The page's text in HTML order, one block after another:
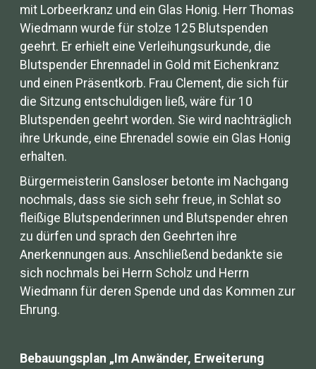
mit Lorbeerkranz und ein Glas Honig. Herr Thomas
Wiedmann wurde für stolze 125 Blutspenden
geehrt. Er erhielt eine Verleihungsurkunde, die
Blutspender Ehrennadel in Gold mit Eichenkranz
und einen Präsentkorb. Frau Clement, die sich für
die Sitzung entschuldigen ließ, wäre für 10
Blutspenden geehrt worden. Sie wird nachträglich
ihre Urkunde, eine Ehrenadel sowie ein Glas Honig
erhalten.
Bürgermeisterin Gansloser betonte im Nachgang
nochmals, dass sie sich sehr freue, in Schlat so
fleißige Blutspenderinnen und Blutspender ehren
zu dürfen und sprach den Geehrten ihre
Anerkennungen aus. Anschließend bedankte sie
sich nochmals bei Herrn Scholz und Herrn
Wiedmann für deren Spende und das Kommen zur
Ehrung.
Bebauungsplan „Im Anwänder, Erweiterung